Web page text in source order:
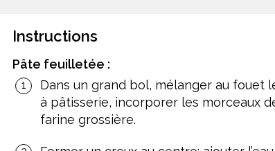
Instructions
Pâte feuilletée :
Dans un grand bol, mélanger au fouet
à pâtisserie, incorporer les morceaux
farine grossière.